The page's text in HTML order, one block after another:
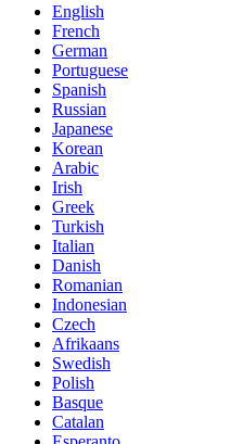
English
French
German
Portuguese
Spanish
Russian
Japanese
Korean
Arabic
Irish
Greek
Turkish
Italian
Danish
Romanian
Indonesian
Czech
Afrikaans
Swedish
Polish
Basque
Catalan